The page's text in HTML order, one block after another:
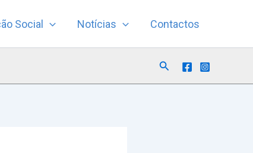
Social Notícias Contactos
Search